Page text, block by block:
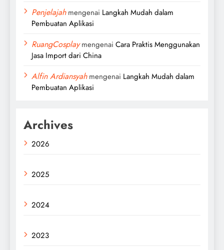
Penjelajahmengenai Langkah Mudah dalam
Pembuatan Aplikasi
RuangCosplaymengenai Cara Praktis Menggunakan
Jasa Import dari China
Alfin Ardiansyahmengenai Langkah Mudah dalam
Pembuatan Aplikasi
Archives
2026
2025
2024
2023